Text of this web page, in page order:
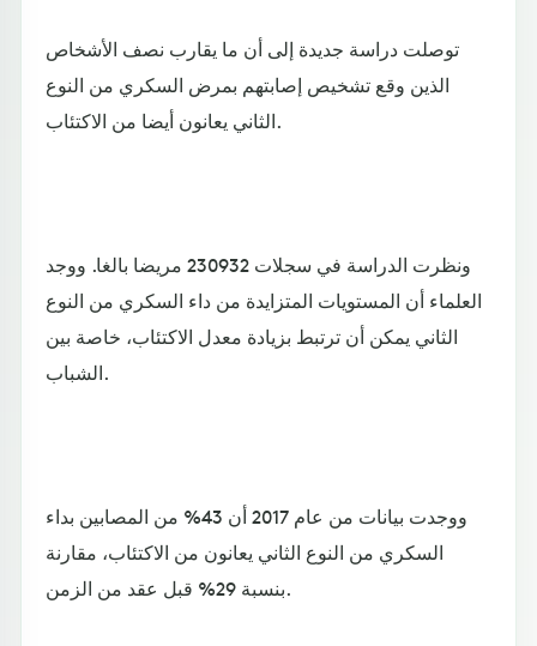
توصلت دراسة جديدة إلى أن ما يقارب نصف الأشخاص
الذين وقع تشخيص إصابتهم بمرض السكري من النوع
الثاني يعانون أيضا من الاكتئاب.
ونظرت الدراسة في سجلات 230932 مريضا بالغا. ووجد
العلماء أن المستويات المتزايدة من داء السكري من النوع
الثاني يمكن أن ترتبط بزيادة معدل الاكتئاب، خاصة بين
الشباب.
ووجدت بيانات من عام 2017 أن 43% من المصابين بداء
السكري من النوع الثاني يعانون من الاكتئاب، مقارنة
بنسبة 29% قبل عقد من الزمن.